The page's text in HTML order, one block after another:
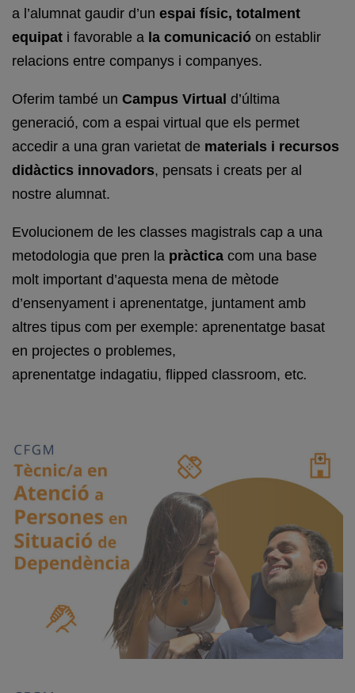
a l’alumnat gaudir d’un espai físic, totalment
equipat i favorable a la comunicació on establir
relacions entre companys i companyes.
Oferim també un Campus Virtual d’última
generació, com a espai virtual que els permet
accedir a una gran varietat de materials i recursos
didàctics innovadors, pensats i creats per al
nostre alumnat.
Evolucionem de les classes magistrals cap a una
metodologia que pren la pràctica com una base
molt important d’aquesta mena de mètode
d’ensenyament i aprenentatge, juntament amb
altres tipus com per exemple: aprenentatge basat
en projectes o problemes,
aprenentatge indagatiu, flipped classroom, etc.